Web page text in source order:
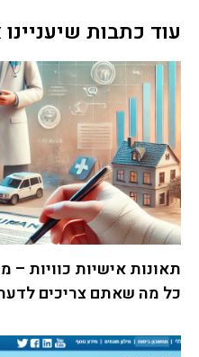
עוד כתבות
תאונות אישיות כוויות –
כל מה שאתם צריכים